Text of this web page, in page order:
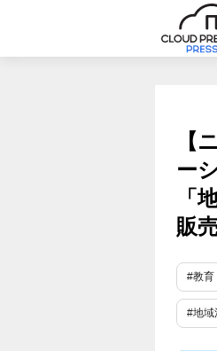
【
ー
「
販
#教育
#地域